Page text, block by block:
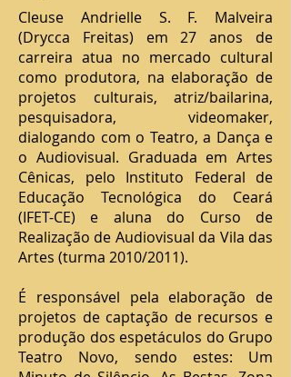
Cleuse Andrielle S. F. Malveira
(Drycca Freitas) em 27 anos de
carreira atua no mercado cultural
como produtora, na elaboração de
projetos culturais, atriz/bailarina,
pesquisadora, videomaker,
dialogando com o Teatro, a Dança e
o Audiovisual. Graduada em Artes
Cênicas, pelo Instituto Federal de
Educação Tecnológica do Ceará
(IFET-CE) e aluna do Curso de
Realização de Audiovisual da Vila das
Artes (turma 2010/2011).
É responsável pela elaboração de
projetos de captação de recursos e
produção dos espetáculos do Grupo
Teatro Novo, sendo estes: Um